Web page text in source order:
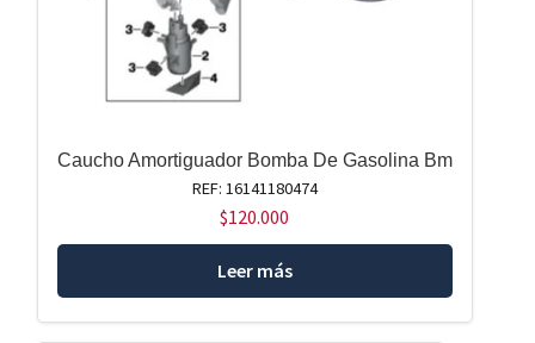
Caucho Amortiguador Bomba De Gasolina Bm
REF: 16141180474
$120.000
Leer más